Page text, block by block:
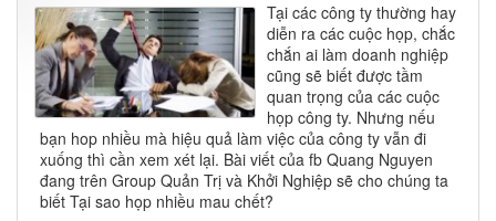
Tại các công ty thường hay
diễn ra các cuộc họp, chắc
chắn ai làm doanh nghiệp
cũng sẽ biết được tầm
quan trọng của các cuộc
họp công ty. Nhưng nếu
bạn hop nhiều mà hiệu quả làm việc của công ty vẫn đi
xuống thì cần xem xét lại. Bài viết của fb Quang Nguyen
đang trên Group Quản Trị và Khởi Nghiệp sẽ cho chúng ta
biết Tại sao họp nhiều mau chết?